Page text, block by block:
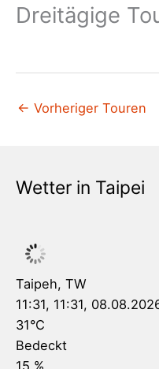
Dreitägige
← Vorheriger Touren
Wetter in Taipei
Taipeh, TW
11:31, 11:31,
31°C
Bedeckt
15 %